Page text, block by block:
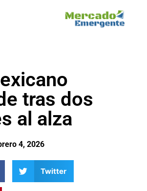
tras dos
al alza
4, 2026
Twitter